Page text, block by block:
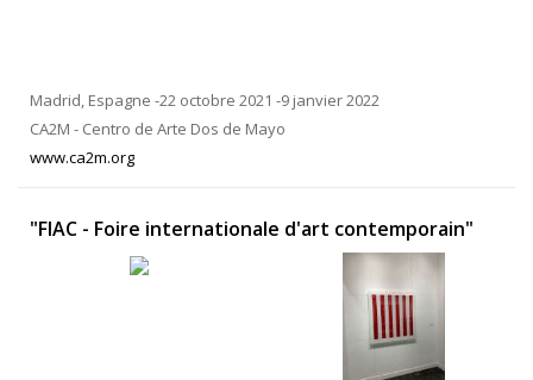
Madrid, Espagne -22 octobre 2021 -9 janvier 2022
CA2M - Centro de Arte Dos de Mayo
www.ca2m.org
"FIAC - Foire internationale d'art contemporain"